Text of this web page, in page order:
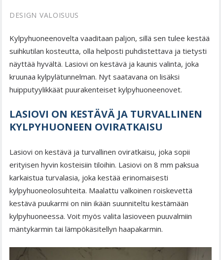
DESIGN VALOISUUS
Kylpyhuoneenovelta vaaditaan paljon, sillä sen tulee kestää
suihkutilan kosteutta, olla helposti puhdistettava ja tietysti
näyttää hyvältä. Lasiovi on kestävä ja kaunis valinta, joka
kruunaa kylpylätunnelman. Nyt saatavana on lisäksi
huipputyylikkäät puurakenteiset kylpyhuoneenovet.
LASIOVI ON KESTÄVÄ JA TURVALLINEN
KYLPYHUONEEN OVIRATKAISU
Lasiovi on kestävä ja turvallinen oviratkaisu, joka sopii
erityisen hyvin kosteisiin tiloihin. Lasiovi on 8 mm paksua
karkaistua turvalasia, joka kestää erinomaisesti
kylpyhuoneolosuhteita. Maalattu valkoinen roiskevettä
kestävä puukarmi on niin ikään suunniteltu kestämään
kylpyhuoneessa. Voit myös valita lasioveen puuvalmiin
mäntykarmin tai lämpökäsitellyn haapakarmin.